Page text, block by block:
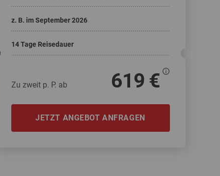
© Shutterstock
& Yukon
Weitere Leistungen
Häufig gestellte Fragen
z. B. im September 2026
14 Tage Reisedauer
Zu zweit p. P. ab 619 €
JETZT ANGEBOT ANFRAGEN